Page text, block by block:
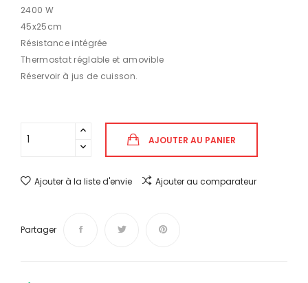
2400 W
45x25cm
Résistance intégrée
Thermostat réglable et amovible
Réservoir à jus de cuisson.
AJOUTER AU PANIER
Ajouter à la liste d'envie Ajouter au comparateur
Partager